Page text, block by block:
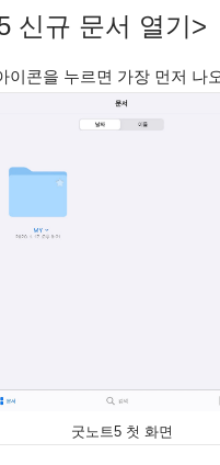
신규 문서 열기>
이콘을 누르면 가장 먼저 나
굿노트5 첫 화면